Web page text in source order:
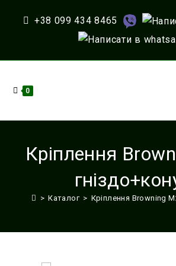
+38 099 434 8465
0
Кріплення
> Каталог > Кріплення Browning